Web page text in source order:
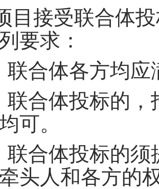
目接受联合体
要求：
联合体各方均
联合体投标的
可。
联合体投标的
头人和各方的